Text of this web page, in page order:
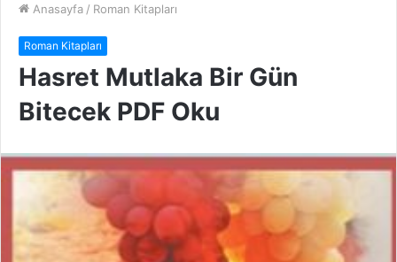
Anasayfa / Roman Kitapları
Roman Kitapları
Hasret Mutlaka Bir Gün
Bitecek PDF Oku